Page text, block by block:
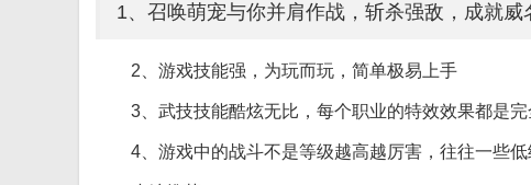
1、召唤萌宠与你并肩作战，斩杀强敌，成就威
2、游戏技能强，为玩而玩，简单极易上手
3、武技技能酷炫无比，每个职业的特效效果都是
4、游戏中的战斗不是等级越高越厉害，往往一些